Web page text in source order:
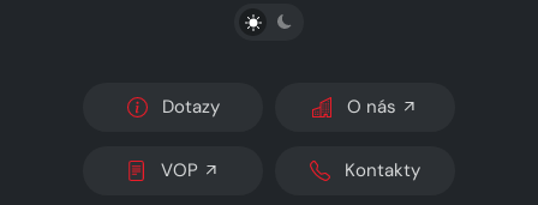
PŘEPNOUT SVĚTLÝ/TMAVÝ REŽIM
Dotazy O nás
VOP Kontakty